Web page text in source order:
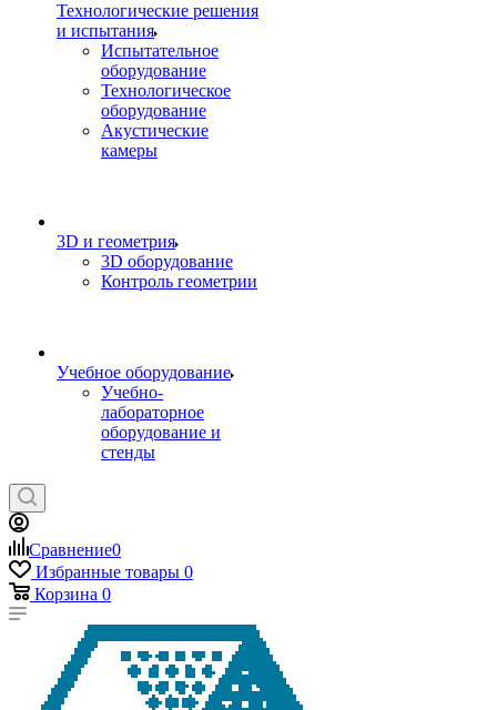
Технологические решения
и испытания
Испытательное
оборудование
Технологическое
оборудование
Акустические
камеры
3D и геометрия
3D оборудование
Контроль геометрии
Учебное оборудование
Учебно-
лабораторное
оборудование и
стенды
Сравнение0
Избранные товары 0
Корзина 0